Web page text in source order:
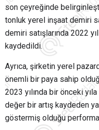
son çeyreğinde
tonluk yerel inşaat demiri
demiri satışlarında 2022
kaydedildi.
Ayrıca, şirketin yerel
önemli bir paya sahip
2023 yılında bir önceki
değer bir artış kaydeden
göstermiş olduğu